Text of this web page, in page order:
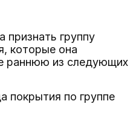
признать группу
которые она
раннюю из следующих
покрытия по группе